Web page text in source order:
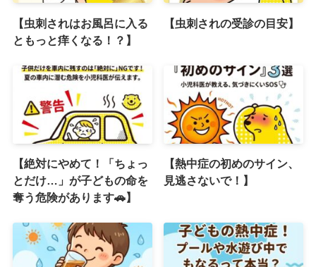
【虫刺されはお風呂に入る
ともっと痒くなる！？】
【虫刺されの受診の目安】
【絶対にやめて！「ちょっ
とだけ…」が子どもの命を
奪う危険があります🚗】
【熱中症の初めのサイン、
見逃さないで！】